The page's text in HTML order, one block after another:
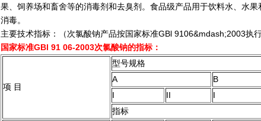
果、饲养场和畜舍等的消毒剂和去臭剂。食品级产品用于饮料水、水
消毒。
主要技术指标：（次氯酸钠产品按国家标准GBl 9106&mdash;2003执行
国家标准GBl 91 06-2003次氯酸钠的指标：
项 目
型号规格
A
B
I
II I
指标